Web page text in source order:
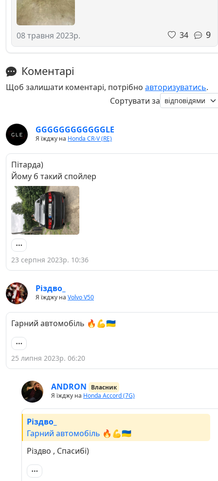
08 травня 2023р. 34 9
Коментарі
Щоб залишати коментарі, потрібно авторизуватись.
Сортувати за
GGGGGGGGGGGGLE
Я їжджу на Honda CR-V (RE)
Пітарда)
Йому б такий спойлер
23 серпня 2023р. 10:36
Різдво_
Я їжджу на Volvo V50
Гарний автомобіль 🔥💪🇺🇦
25 липня 2023р. 06:20
ANDRON
Власник
Я їжджу на Honda Accord (7G)
Різдво_
Гарний автомобіль 🔥💪🇺🇦
Різдво , Спасибі)